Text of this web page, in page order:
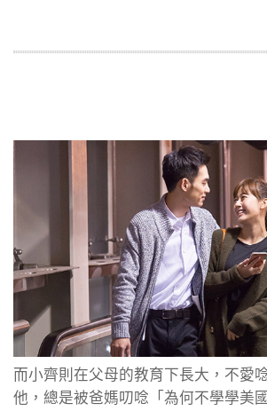
而小齊則在父母的教育下長大，不愛
他，總是被爸媽叨唸「為何不學學美